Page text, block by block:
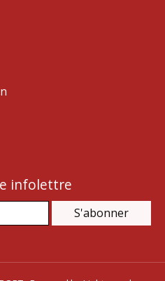
infolettre
S'abonner